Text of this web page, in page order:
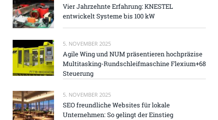
Vier Jahrzehnte Erfahrung: KNESTEL
entwickelt Systeme bis 100 kW
5. NOVEMBER 2025
Agile Wing und NUM präsentieren hochpräzise
Multitasking-Rundschleifmaschine Flexium+68
Steuerung
5. NOVEMBER 2025
SEO freundliche Websites für lokale
Unternehmen: So gelingt der Einstieg